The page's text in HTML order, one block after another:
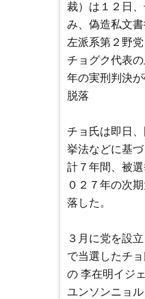
裁）は１２日
み、偽造私文
左派系第２野
チョグク代表
年の実刑判決が
脱落
チョ氏は即日
挙法などに基
計７年間、被
０２７年の次
落した。
３月に党を設
で当選したチ
の 李在明イジ
ユンソンニョ